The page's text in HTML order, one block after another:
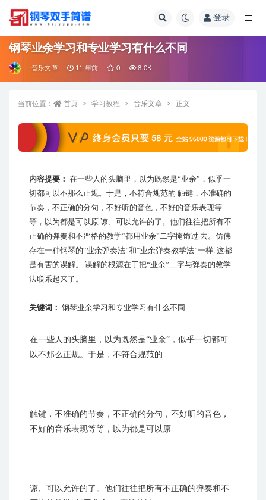
登录
钢琴业余学习和专业学习有什么不同
音乐文章 11 年前 0 8.0K
当前位置： 首页 学习教程 音乐文章 正文
内容提要： 在一些人的头脑里，以为既然是“业余”，似乎一
切都可以不那么正规。于是，不符合规范的 触键，不准确的
节奏，不正确的分句，不好听的音色，不好的音乐表现等
等，以为都是可以原 谅、可以允许的了。他们往往把所有不
正确的弹奏和不严格的教学“都用业余”二字掩饰过 去。仿佛
存在一种钢琴的“业余弹奏法”和“业余弹奏教学法”一样. 这都
是有害的误解。 误解的根源在于把“业余”二字与弹奏的教学
法联系起来了。
关键词： 钢琴业余学习和专业学习有什么不同
在一些人的头脑里，以为既然是“业余”，似乎一切都可
以不那么正规。于是，不符合规范的
触键，不准确的节奏，不正确的分句，不好听的音色，
不好的音乐表现等等，以为都是可以原
谅、可以允许的了。他们往往把所有不正确的弹奏和不